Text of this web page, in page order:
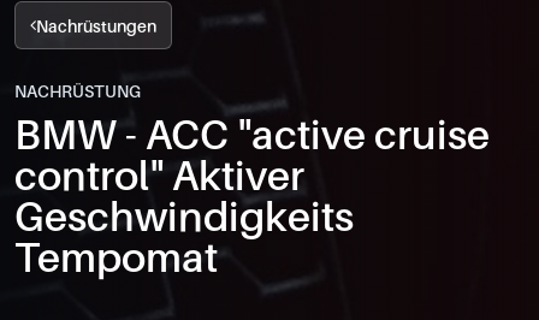
Nachrüsten
News
FAQ
Standorte
Nachrüstungen
NACHRÜSTUNG
BMW - ACC "active cruise
control" Aktiver
Geschwindigkeits
Tempomat